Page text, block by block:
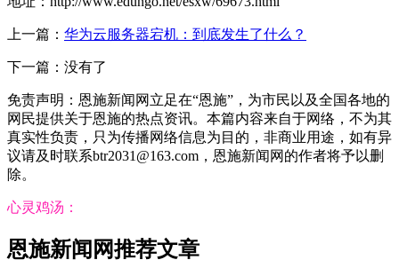
上一篇： 华为云服务器宕机：到底发生了什么？
下一篇：没有了
免责声明：恩施新闻网立足在“恩施”，为市民以及全国各地的
网民提供关于恩施的热点资讯。本篇内容来自于网络，不为其
真实性负责，只为传播网络信息为目的，非商业用途，如有异
议请及时联系btr2031@163.com，恩施新闻网的作者将予以删
除。
心灵鸡汤：
恩施新闻网推荐文章